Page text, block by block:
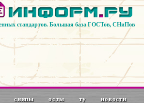
стандартов. Большая база ГОСТов, СНиПов
снипы осты ту новости